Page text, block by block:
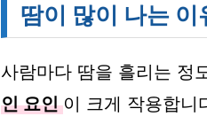
땀이 많이 나는 이
사람마다 땀을 흘리는 정
인 요인 이 크게 작용합니